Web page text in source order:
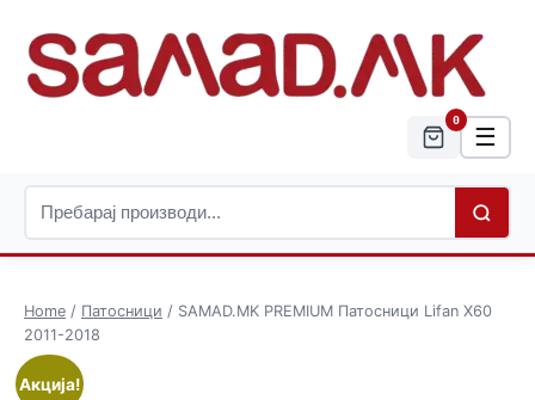
0
☰
Home / Патосници / SAMAD.MK PREMIUM Патосници Lifan X60
2011-2018
Акција!